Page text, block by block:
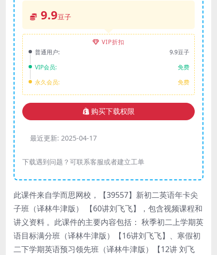
9.9豆子
VIP折扣
普通用户:
9.9豆子
VIP会员:
免费
永久会员:
免费
购买下载权限
最近更新: 2025-04-17
下载遇到问题？可联系客服或者建立工单
此课件来自学而思网校，【39557】新初二英语年卡尖
子班（译林牛津版） 【60讲刘飞飞】，包含视频课程和
讲义资料 。此课件的主要内容包括： 秋季初二上学期英
语目标满分班（译林牛津版）【16讲刘飞飞】、寒假初
二下学期英语预习领先班（译林牛津版）【12讲 刘飞